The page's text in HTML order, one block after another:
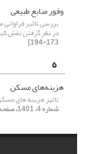
وفور منابع طبیعی
بررسی تاثیر
در نظر گرفتن نقش
173-194]
ه
هزینه‌های مسکن
تاثیر هزینه های
شماره 4، 1401، صفحه 107-138]